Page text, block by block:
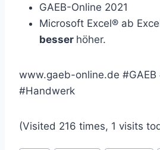
GAEB-Online 2021
Microsoft Excel® ab
besser höher.
www.gaeb-online.de
#Handwerk
(Visited 216 times, 1 visits